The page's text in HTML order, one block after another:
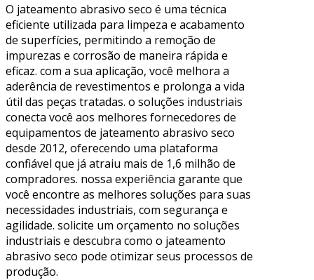
O jateamento abrasivo seco é uma técnica
eficiente utilizada para limpeza e acabamento
de superfícies, permitindo a remoção de
impurezas e corrosão de maneira rápida e
eficaz. com a sua aplicação, você melhora a
aderência de revestimentos e prolonga a vida
útil das peças tratadas. o soluções industriais
conecta você aos melhores fornecedores de
equipamentos de jateamento abrasivo seco
desde 2012, oferecendo uma plataforma
confiável que já atraiu mais de 1,6 milhão de
compradores. nossa experiência garante que
você encontre as melhores soluções para suas
necessidades industriais, com segurança e
agilidade. solicite um orçamento no soluções
industriais e descubra como o jateamento
abrasivo seco pode otimizar seus processos de
produção.